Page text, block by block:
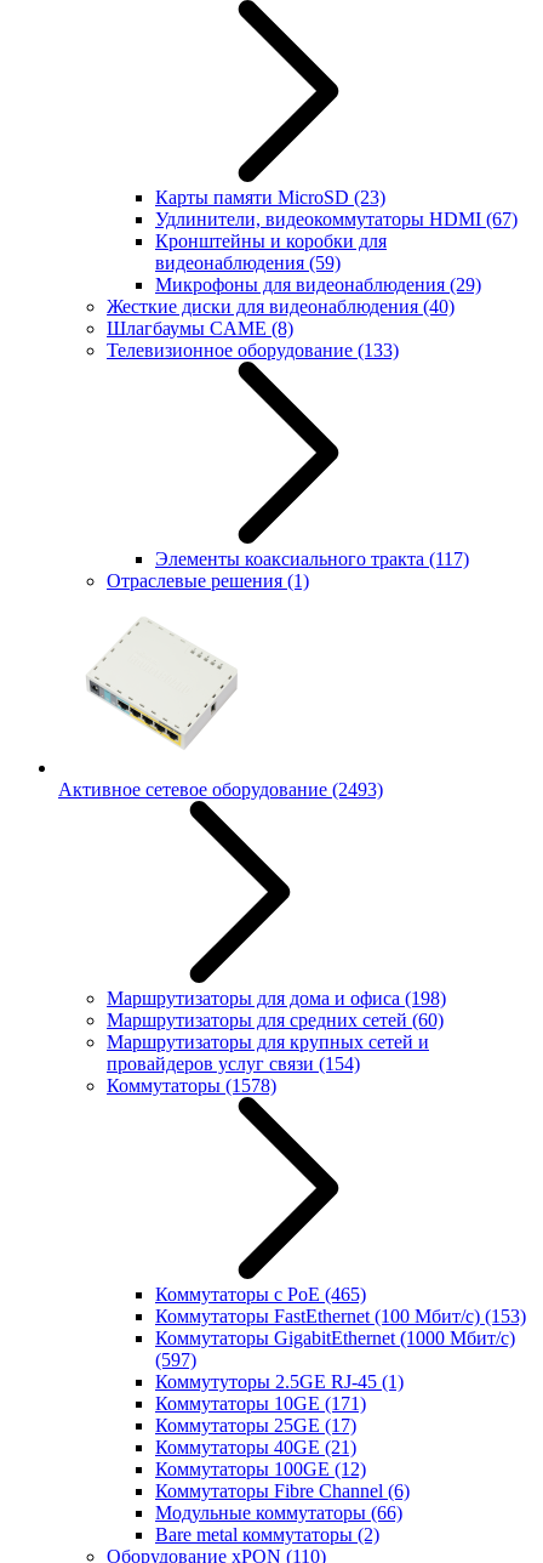
Карты памяти MicroSD (23)
Удлинители, видеокоммутаторы HDMI (67)
Кронштейны и коробки для
видеонаблюдения (59)
Микрофоны для видеонаблюдения (29)
Жесткие диски для видеонаблюдения (40)
Шлагбаумы CAME (8)
Телевизионное оборудование (133)
Элементы коаксиального тракта (117)
Отраслевые решения (1)
Активное сетевое оборудование (2493)
Маршрутизаторы для дома и офиса (198)
Маршрутизаторы для средних сетей (60)
Маршрутизаторы для крупных сетей и
провайдеров услуг связи (154)
Коммутаторы (1578)
Коммутаторы с PoE (465)
Коммутаторы FastEthernet (100 Мбит/с) (153)
Коммутаторы GigabitEthernet (1000 Мбит/с)
(597)
Коммутуторы 2.5GE RJ-45 (1)
Коммутаторы 10GE (171)
Коммутаторы 25GE (17)
Коммутаторы 40GE (21)
Коммутаторы 100GE (12)
Коммутаторы Fibre Channel (6)
Модульные коммутаторы (66)
Bare metal коммутаторы (2)
Оборудование xPON (110)